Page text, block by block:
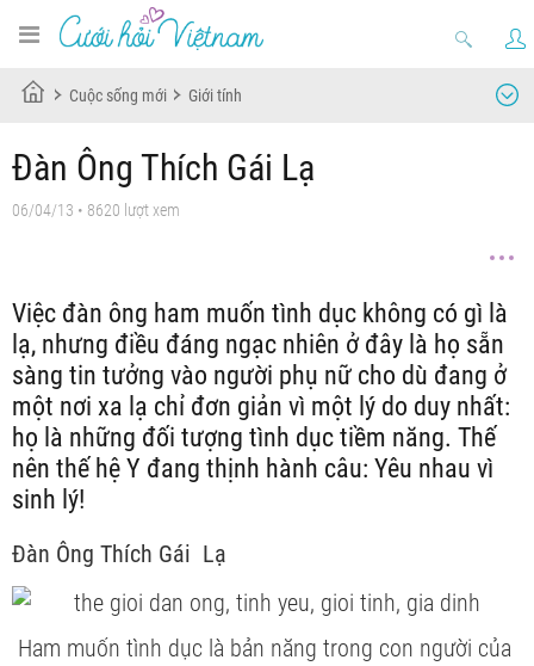
Cuộc sống mới Giới tính
Đàn Ông Thích Gái Lạ
06/04/13 • 8620 lượt xem
Việc đàn ông ham muốn tình dục không có gì là
lạ, nhưng điều đáng ngạc nhiên ở đây là họ sẵn
sàng tin tưởng vào người phụ nữ cho dù đang ở
một nơi xa lạ chỉ đơn giản vì một lý do duy nhất:
họ là những đối tượng tình dục tiềm năng. Thế
nên thế hệ Y đang thịnh hành câu: Yêu nhau vì
sinh lý!
Đàn Ông Thích Gái Lạ
Ham muốn tình dục là bản năng trong con người của